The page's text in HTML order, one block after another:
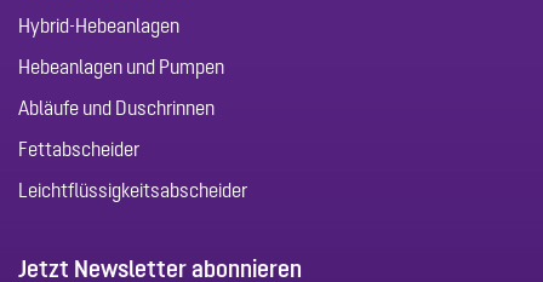
Hybrid-Hebeanlagen
Hebeanlagen und Pumpen
Abläufe und Duschrinnen
Fettabscheider
Leichtflüssigkeitsabscheider
Jetzt Newsletter abonnieren